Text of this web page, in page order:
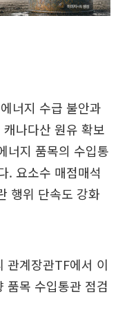
너지 수급 불안과
나다산 원유 확보
너지 품목의 수입통
. 요소수 매점매석
행위 단속도 강화
관계장관TF에서 이
품목 수입통관 점검